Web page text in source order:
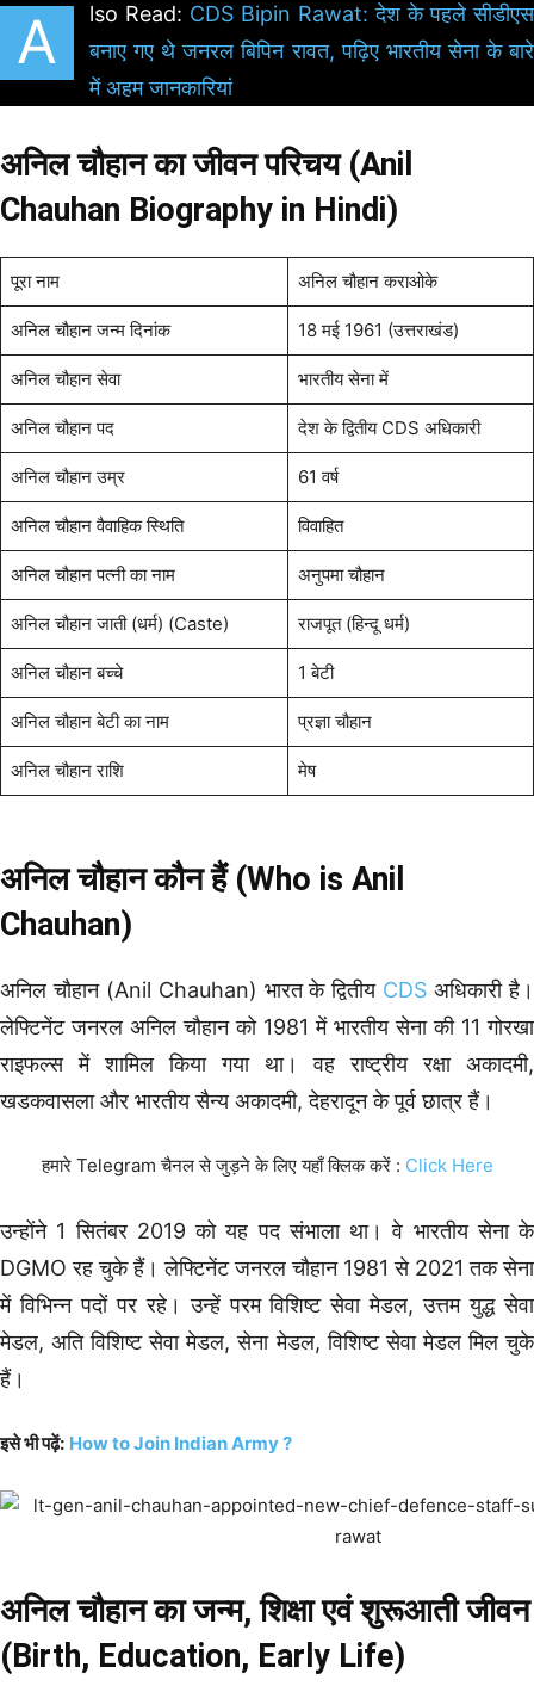
A lso Read: CDS Bipin Rawat: देश के पहले सीडीएस
बनाए गए थे जनरल बिपिन रावत, पढ़िए भारतीय सेना के बारे
में अहम जानकारियां
अनिल चौहान का जीवन परिचय (Anil
Chauhan Biography in Hindi)
पूरा नाम अनिल चौहान कराओके
अनिल चौहान जन्म दिनांक 18 मई 1961 (उत्तराखंड)
अनिल चौहान सेवा भारतीय सेना में
अनिल चौहान पद देश के द्वितीय CDS अधिकारी
अनिल चौहान उम्र 61 वर्ष
अनिल चौहान वैवाहिक स्थिति विवाहित
अनिल चौहान पत्नी का नाम अनुपमा चौहान
अनिल चौहान जाती (धर्म) (Caste) राजपूत (हिन्दू धर्म)
अनिल चौहान बच्चे 1 बेटी
अनिल चौहान बेटी का नाम प्रज्ञा चौहान
अनिल चौहान राशि मेष
अनिल चौहान कौन हैं (Who is Anil
Chauhan)
अनिल चौहान (Anil Chauhan) भारत के द्वितीय CDS अधिकारी है।
लेफ्टिनेंट जनरल अनिल चौहान को 1981 में भारतीय सेना की 11 गोरखा
राइफल्स में शामिल किया गया था। वह राष्ट्रीय रक्षा अकादमी,
खडकवासला और भारतीय सैन्य अकादमी, देहरादून के पूर्व छात्र हैं।
हमारे Telegram चैनल से जुड़ने के लिए यहाँ क्लिक करें : Click Here
उन्होंने 1 सितंबर 2019 को यह पद संभाला था। वे भारतीय सेना के
DGMO रह चुके हैं। लेफ्टिनेंट जनरल चौहान 1981 से 2021 तक सेना
में विभिन्न पदों पर रहे। उन्हें परम विशिष्ट सेवा मेडल, उत्तम युद्ध सेवा
मेडल, अति विशिष्ट सेवा मेडल, सेना मेडल, विशिष्ट सेवा मेडल मिल चुके
हैं।
इसे भी पढ़ें: How to Join Indian Army ?
अनिल चौहान का जन्म, शिक्षा एवं शुरूआती जीवन
(Birth, Education, Early Life)